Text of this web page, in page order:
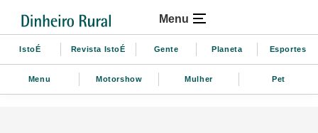
Menu
IstoÉ Revista IstoÉ Gente Planeta Esportes
Menu Motorshow Mulher Pet